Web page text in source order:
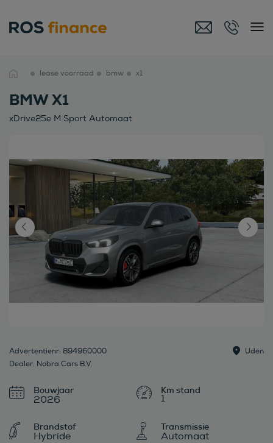
lease voorraad bmw x1
BMW X1
xDrive25e M Sport Automaat
Advertentienr: 894960000
Dealer: Nobra Cars B.V.
Uden
Bouwjaar
2026 1
Brandstof
Hybride
Transmissie
Automaat